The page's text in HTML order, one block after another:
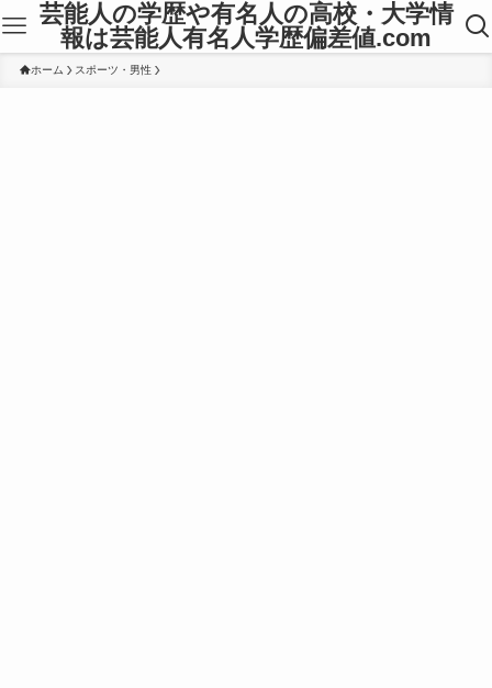
芸能人の学歴や有名人の高校・大学情
報は芸能人有名人学歴偏差値.com
ホーム スポーツ・男性